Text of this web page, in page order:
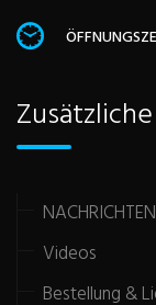
NACHRICHTEN
Videos
Bestellung &